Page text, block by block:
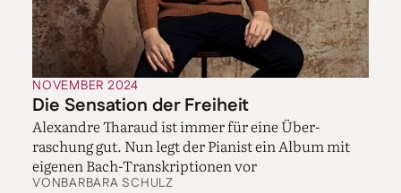
NOVEMBER 2024
Die Sensation der Freiheit
Alexandre Tharaud ist immer für eine Über-
raschung gut. Nun legt der Pianist ein Album mit
eigenen Bach-Transkriptionen vor
VONBARBARA SCHULZ